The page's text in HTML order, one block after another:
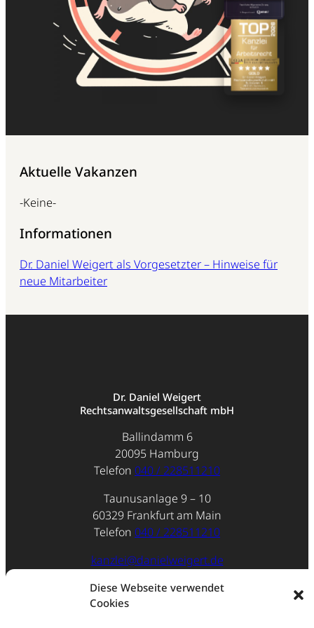
Diese Webseite verwendet
Cookies
Aktuelle Vakanzen
-Keine-
Informationen
Dr. Daniel Weigert als Vorgesetzter – Hinweise für
neue Mitarbeiter
Dr. Daniel Weigert
Rechtsanwaltsgesellschaft mbH
Ballindamm 6
20095 Hamburg
Telefon 040 / 228511210
Taunusanlage 9 – 10
60329 Frankfurt am Main
Telefon 040 / 228511210
kanzlei@danielweigert.de
Impressum
Datenschutz